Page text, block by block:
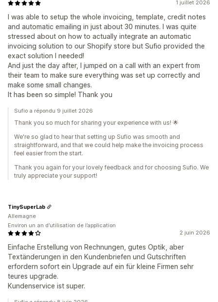
1 juillet 2026
I was able to setup the whole invoicing, template, credit notes
and automatic emailing in just about 30 minutes. I was quite
stressed about on how to actually integrate an automatic
invoicing solution to our Shopify store but Sufio provided the
exact solution I needed!
And just the day after, I jumped on a call with an expert from
their team to make sure everything was set up correctly and
make some small changes.
It has been so simple! Thank you
Sufio a répondu 9 juillet 2026
Thank you so much for sharing your experience with us! 🌟
We're so glad to hear that setting up Sufio was smooth and
straightforward, and that we could help make the invoicing process
feel easier from the start.
Thank you again for your lovely feedback and for choosing Sufio. We
truly appreciate your support!
2 juin 2026
Einfache Erstellung von Rechnungen, gutes Optik, aber
Textänderungen in den Kundenbriefen und Gutschriften
erfordern sofort ein Upgrade auf ein für kleine Firmen sehr
teures upgrade.
Kundenservice ist super.
TinySuperLab
Allemagne
Environ un an d’utilisation de l’application